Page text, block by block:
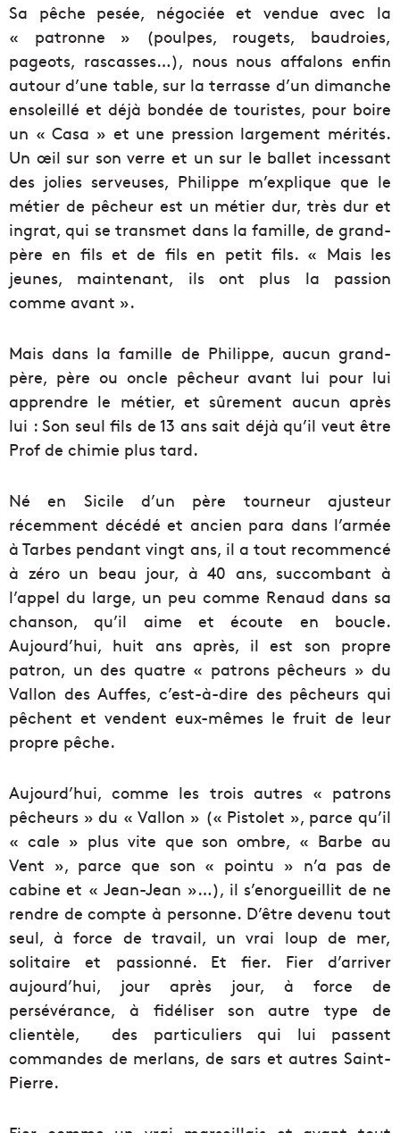
Sa pêche pesée, négociée et vendue avec la
« patronne » (poulpes, rougets, baudroies,
pageots, rascasses…), nous nous affalons enfin
autour d’une table, sur la terrasse d’un dimanche
ensoleillé et déjà bondée de touristes, pour boire
un « Casa » et une pression largement mérités.
Un œil sur son verre et un sur le ballet incessant
des jolies serveuses, Philippe m’explique que le
métier de pêcheur est un métier dur, très dur et
ingrat, qui se transmet dans la famille, de grand-
père en fils et de fils en petit fils. « Mais les
jeunes, maintenant, ils ont plus la passion
comme avant ».
Mais dans la famille de Philippe, aucun grand-
père, père ou oncle pêcheur avant lui pour lui
apprendre le métier, et sûrement aucun après
lui : Son seul fils de 13 ans sait déjà qu’il veut être
Prof de chimie plus tard.
Né en Sicile d’un père tourneur ajusteur
récemment décédé et ancien para dans l’armée
à Tarbes pendant vingt ans, il a tout recommencé
à zéro un beau jour, à 40 ans, succombant à
l’appel du large, un peu comme Renaud dans sa
chanson, qu’il aime et écoute en boucle.
Aujourd’hui, huit ans après, il est son propre
patron, un des quatre « patrons pêcheurs » du
Vallon des Auffes, c’est-à-dire des pêcheurs qui
pêchent et vendent eux-mêmes le fruit de leur
propre pêche.
Aujourd’hui, comme les trois autres « patrons
pêcheurs » du « Vallon » (« Pistolet », parce qu’il
« cale » plus vite que son ombre, « Barbe au
Vent », parce que son « pointu » n’a pas de
cabine et « Jean-Jean »…), il s’enorgueillit de ne
rendre de compte à personne. D’être devenu tout
seul, à force de travail, un vrai loup de mer,
solitaire et passionné. Et fier. Fier d’arriver
aujourd’hui, jour après jour, à force de
persévérance, à fidéliser son autre type de
clientèle, des particuliers qui lui passent
commandes de merlans, de sars et autres Saint-
Pierre.